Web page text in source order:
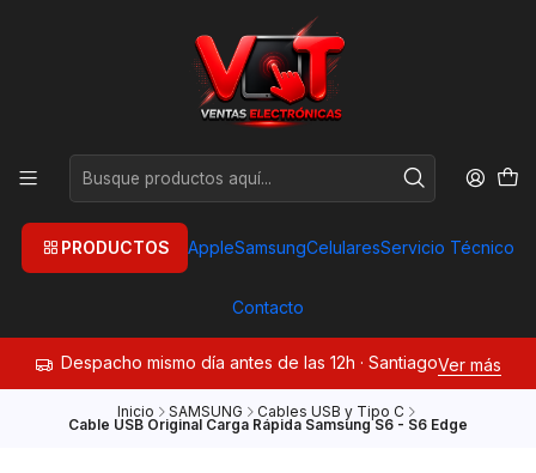
PRODUCTOS AppleSamsungCelularesServicio Técnico
Contacto
Despacho mismo día antes de las 12h · SantiagoVer más
Inicio SAMSUNG Cables USB y Tipo C
Cable USB Original Carga Rápida Samsung S6 - S6 Edge